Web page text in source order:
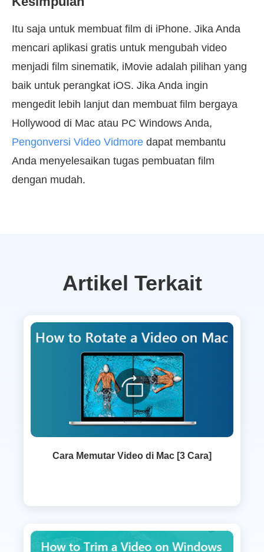
Itu saja untuk membuat film di iPhone. Jika Anda
mencari aplikasi gratis untuk mengubah video
menjadi film sinematik, iMovie adalah pilihan yang
baik untuk perangkat iOS. Jika Anda ingin
mengedit lebih lanjut dan membuat film bergaya
Hollywood di Mac atau PC Windows Anda,
Pengonversi Video Vidmore dapat membantu
Anda menyelesaikan tugas pembuatan film
dengan mudah.
Artikel Terkait
Cara Memutar Video di Mac [3 Cara]